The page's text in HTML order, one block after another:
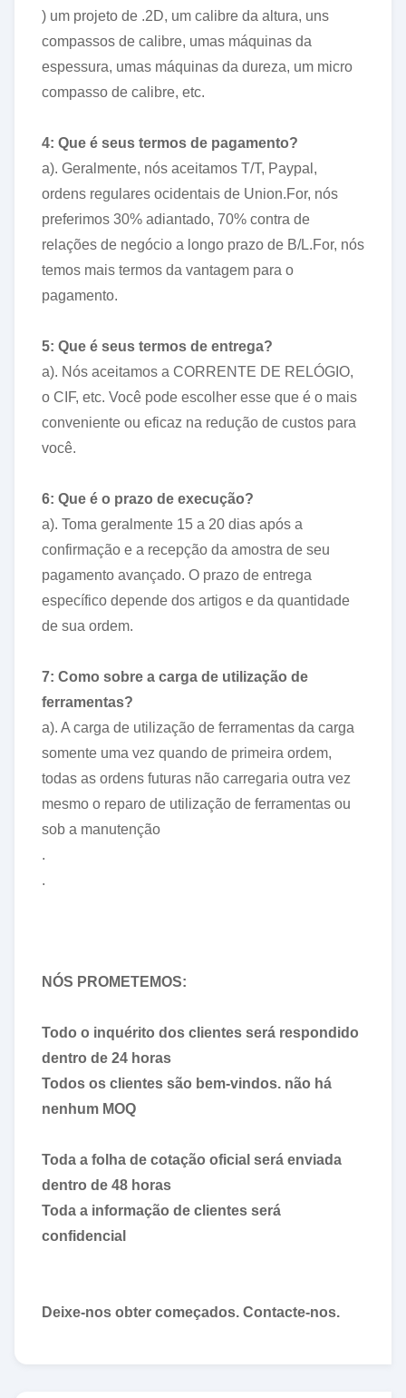
) um projeto de .2D, um calibre da altura, uns
compassos de calibre, umas máquinas da
espessura, umas máquinas da dureza, um micro
compasso de calibre, etc.
4: Que é seus termos de pagamento?
a). Geralmente, nós aceitamos T/T, Paypal,
ordens regulares ocidentais de Union.For, nós
preferimos 30% adiantado, 70% contra de
relações de negócio a longo prazo de B/L.For, nós
temos mais termos da vantagem para o
pagamento.
5: Que é seus termos de entrega?
a). Nós aceitamos a CORRENTE DE RELÓGIO,
o CIF, etc. Você pode escolher esse que é o mais
conveniente ou eficaz na redução de custos para
você.
6: Que é o prazo de execução?
a). Toma geralmente 15 a 20 dias após a
confirmação e a recepção da amostra de seu
pagamento avançado. O prazo de entrega
específico depende dos artigos e da quantidade
de sua ordem.
7: Como sobre a carga de utilização de
ferramentas?
a). A carga de utilização de ferramentas da carga
somente uma vez quando de primeira ordem,
todas as ordens futuras não carregaria outra vez
mesmo o reparo de utilização de ferramentas ou
sob a manutenção
.
.
NÓS PROMETEMOS:
Todo o inquérito dos clientes será respondido
dentro de 24 horas
Todos os clientes são bem-vindos. não há
nenhum MOQ
Toda a folha de cotação oficial será enviada
dentro de 48 horas
Toda a informação de clientes será
confidencial
Deixe-nos obter começados. Contacte-nos.